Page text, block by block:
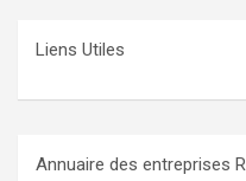
Liens Utiles
Annuaire des entreprises